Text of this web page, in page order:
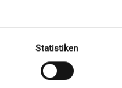
Statistiken